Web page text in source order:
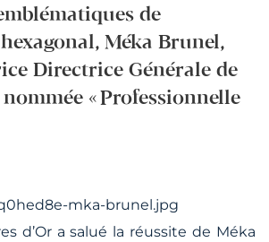
de
Méka Brunel,
Directrice Générale de
« Professionnelle
d’Or a salué la réussite de Méka